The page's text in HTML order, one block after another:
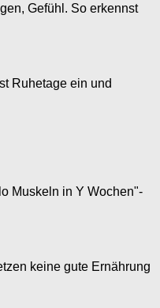
Gefühl. So erkennst
Ruhetage ein und
Muskeln in Y Wochen"-
keine gute Ernährung